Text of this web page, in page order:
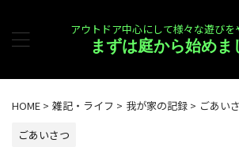
アウトドア中心にして様々な遊びを
まずは庭から始めま
HOME > 雑記・ライフ > 我が家の記録 > ごあい
ごあいさつ